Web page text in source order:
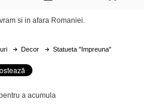
si in afara Romaniei.
Decor Statueta "Impreuna"
a acumula